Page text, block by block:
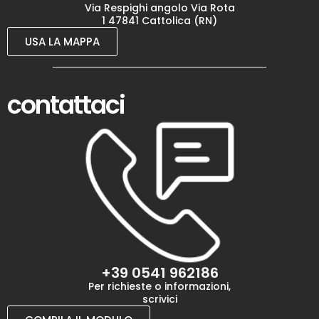
Via Respighi angolo Via Rota
1 47841 Cattolica (RN)
USA LA MAPPA
contattaci
+39 0541 962186
Per richieste o informazioni,
scrivici